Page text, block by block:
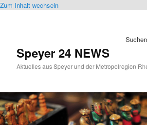
Zum Inhalt wechseln
Speyer 24 NEWS
Aktuelles aus Speyer und der Metropolregion
Suchen